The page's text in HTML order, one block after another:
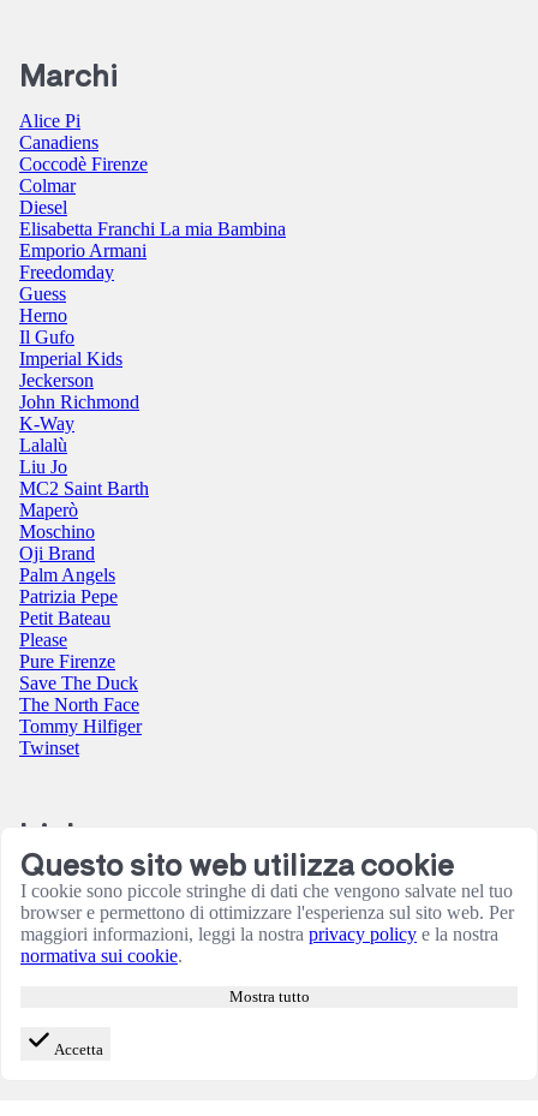
Marchi
Alice Pi
Canadiens
Coccodè Firenze
Colmar
Diesel
Elisabetta Franchi La mia Bambina
Emporio Armani
Freedomday
Guess
Herno
Il Gufo
Imperial Kids
Jeckerson
John Richmond
K-Way
Lalalù
Liu Jo
MC2 Saint Barth
Maperò
Moschino
Oji Brand
Palm Angels
Patrizia Pepe
Petit Bateau
Please
Pure Firenze
Save The Duck
The North Face
Tommy Hilfiger
Twinset
Link
Contatti
Condizioni utilizzo sito
Informativa sulla Privacy
Resi e rimborsi
Termini e Condizioni
Questo sito web utilizza cookie
I cookie sono piccole stringhe di dati che vengono salvate nel tuo
browser e permettono di ottimizzare l'esperienza sul sito web. Per
maggiori informazioni, leggi la nostra privacy policy e la nostra
normativa sui cookie.
Mostra tutto
Accetta